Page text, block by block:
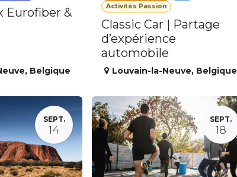
Eurofiber &
, Belgique
Activités Passion
Classic Car | Partage
d’expérience
automobile
Louvain-la-Neuve, Belgique
SEPT.
14
SEPT.
18